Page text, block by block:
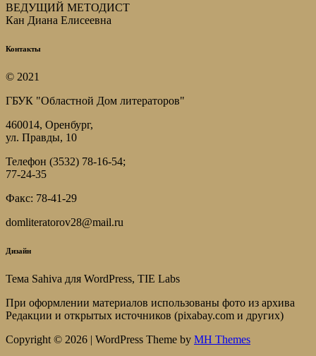
ВЕДУЩИЙ МЕТОДИСТ
Кан Диана Елисеевна
Контакты
© 2021
ГБУК "Областной Дом литераторов"
460014, Оренбург,
ул. Правды, 10
Телефон (3532) 78-16-54;
77-24-35
Факс: 78-41-29
domliteratorov28@mail.ru
Дизайн
Тема Sahiva для WordPress, TIE Labs
При оформлении материалов использованы фото из архива
Редакции и открытых источников (pixabay.com и других)
Copyright © 2026 | WordPress Theme by MH Themes